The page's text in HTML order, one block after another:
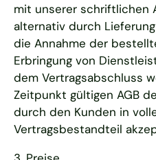
mit unserer schriftlichen
alternativ durch
die Annahme der
Erbringung von
dem Vertragsabschluss
Zeitpunkt gültigen AGB
durch den Kunden in
Vertragsbestandteil